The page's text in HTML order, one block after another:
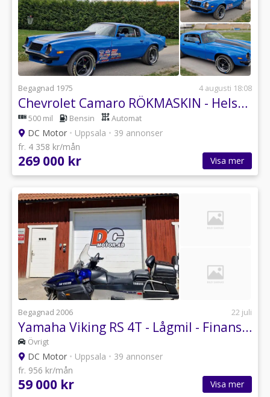
Begagnad 1975 4 augusti 18:08
Chevrolet Camaro RÖKMASKIN - Helsmidd - Påkostad - Fullfinans - Byte
500 mil Bensin Automat
DC Motor • Uppsala • 39 annonser
fr. 4 358 kr/mån
269 000 kr Visa mer
Begagnad 2006 22 juli
Yamaha Viking RS 4T - Lågmil - Finans - Leverans - Byte
Övrigt
DC Motor • Uppsala • 39 annonser
fr. 956 kr/mån
59 000 kr Visa mer